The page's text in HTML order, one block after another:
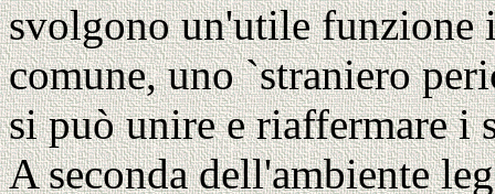
svolgono un'utile funzione
comune, uno `straniero
si può unire e riaffermare i
A seconda dell'ambiente